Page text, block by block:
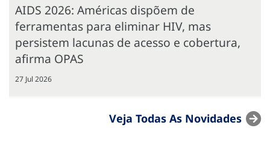
AIDS 2026: Américas dispõem de
ferramentas para eliminar HIV, mas
persistem lacunas de acesso e cobertura,
afirma OPAS
27 Jul 2026
Veja Todas As Novidades